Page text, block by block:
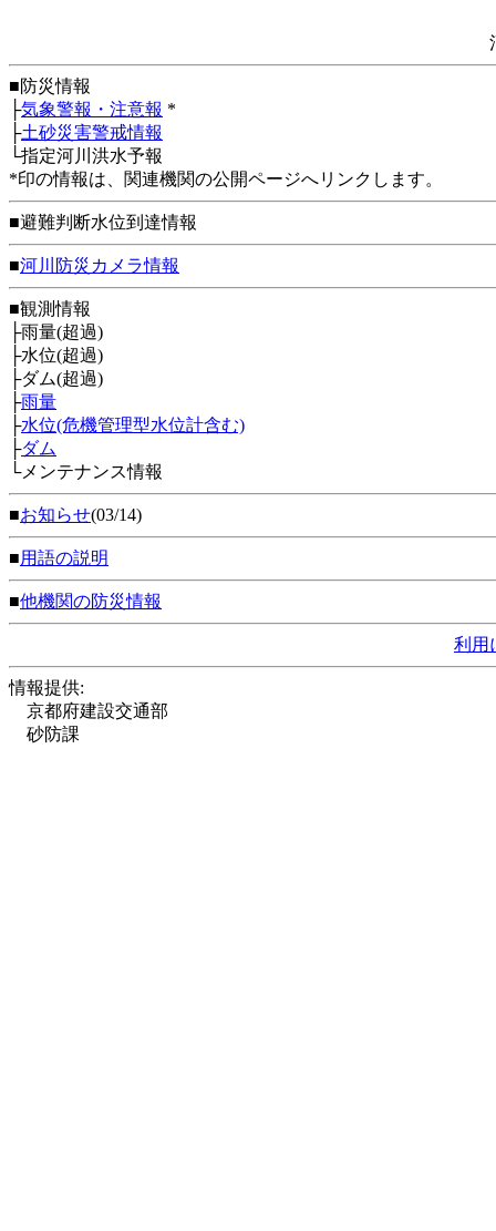
■防災情報
├気象警報・注意報 *
├土砂災害警戒情報
└指定河川洪水予報
*印の情報は、関連機関の公開ページへリンクします。
■避難判断水位到達情報
■河川防災カメラ情報
■観測情報
├雨量(超過)
├水位(超過)
├ダム(超過)
├雨量
├水位(危機管理型水位計含む)
├ダム
└メンテナンス情報
■お知らせ(03/14)
■用語の説明
■他機関の防災情報
利用
情報提供:
京都府建設交通部
砂防課